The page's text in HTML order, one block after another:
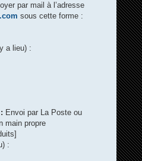
par mail à l’adresse
sous cette forme :
a lieu) :
Envoi par La Poste ou
main propre
: